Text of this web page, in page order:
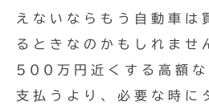
えないならもう自動車は
るときなのかもしれま
500万円近くする高額な
支払うより、必要な時に